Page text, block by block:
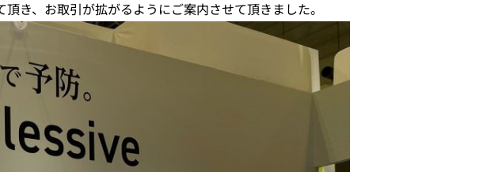
き、お取引が拡がるようにご案内させて頂きました。